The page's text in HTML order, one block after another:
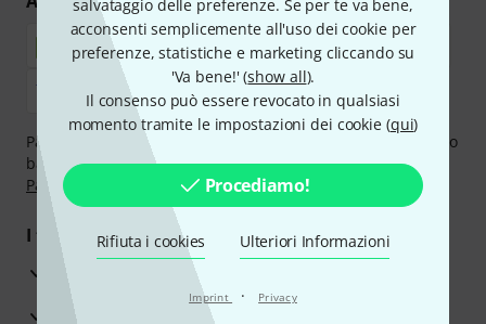
salvataggio delle preferenze. Se per te va bene,
acconsenti semplicemente all'uso dei cookie per
preferenze, statistiche e marketing cliccando su
'Va bene!' (show all).
Il consenso può essere revocato in qualsiasi
momento tramite le impostazioni dei cookie (qui)
Procediamo!
Rifiuta i cookies Ulteriori Informazioni
Imprint · Privacy
Paga in tutta sicurezza con Contanti alla consegna, Bonifico
bancario, PayPal, Amazon Pay,Klarna Paga Ora,Klarna
Paga in 3 rate
oppure Carta di credito.
I tuoi vantaggi
3 anni di garanzia Thomann
30 giorni di garanzia soddisfatti o rimborsati